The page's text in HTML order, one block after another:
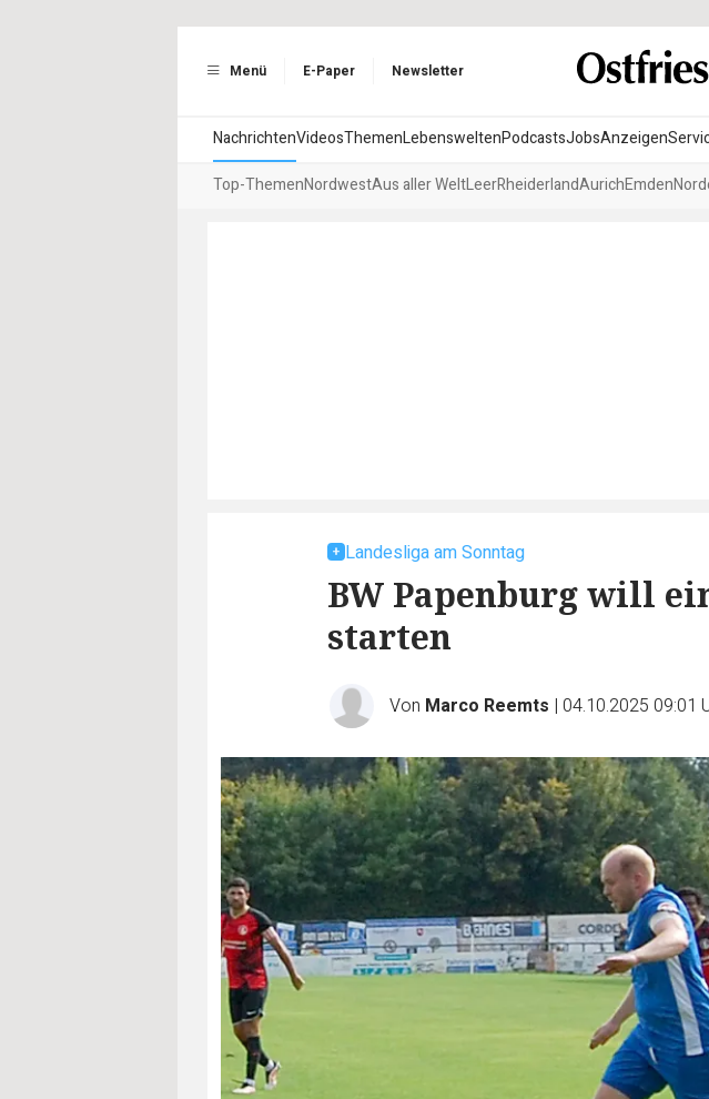
Menü E-Paper Newsletter
NachrichtenVideosThemenLebensweltenPodcastsJobsAnzeigen
Top-ThemenNordwestAus aller WeltLeerRheiderlandAurichEmden
Landesliga am Sonntag
BW Papenburg will
starten
Von Marco Reemts | 04.10.2025 09:01